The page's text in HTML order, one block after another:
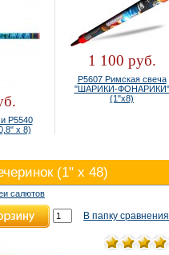
х 8)
1 100 руб.
Р5607 Римская свеча
"ШАРИКИ-ФОНАРИКИ"
(1"х8)
(1" х 48)
салютов
В папку сравнения